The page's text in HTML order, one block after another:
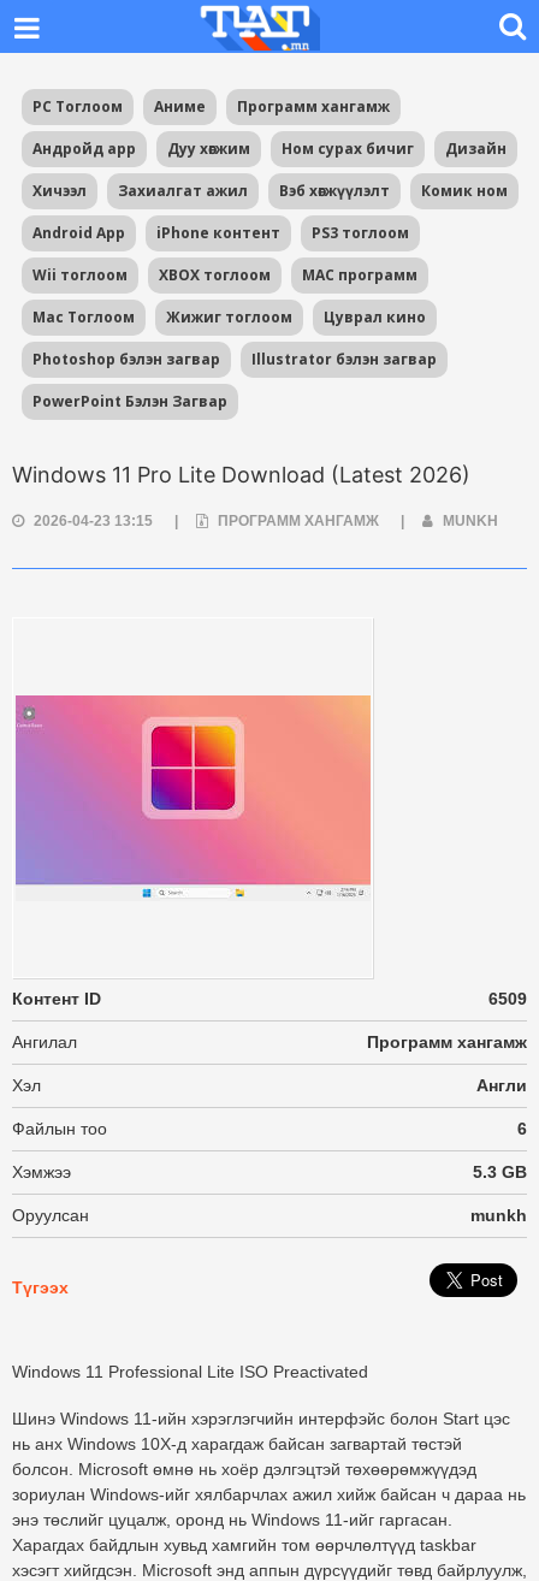
PC Тоглоом Аниме Программ хангамж
Андройд app Дуу хөгжим Ном сурах бичиг Дизайн
Хичээл Захиалгат ажил Вэб хөгжүүлэлт Комик ном
Android App iPhone контент PS3 тоглоом
Wii тоглоом XBOX тоглоом MAC программ
Mac Тоглоом Жижиг тоглоом Цуврал кино
Photoshop бэлэн загвар Illustrator бэлэн загвар
PowerPoint Бэлэн Загвар
Windows 11 Pro Lite Download (Latest 2026)
2026-04-23 13:15 ПРОГРАММ ХАНГАМЖ MUNKH
Контент ID 6509
Ангилал Программ хангамж
Хэл Англи
Файлын тоо 6
Хэмжээ 5.3 GB
Оруулсан munkh
Түгээх
Windows 11 Professional Lite ISO Preactivated
Шинэ Windows 11-ийн хэрэглэгчийн интерфэйс болон Start цэс
нь анх Windows 10X-д харагдаж байсан загвартай төстэй
болсон. Microsoft өмнө нь хоёр дэлгэцтэй төхөөрөмжүүдэд
зориулан Windows-ийг хялбарчлах ажил хийж байсан ч дараа нь
энэ төслийг цуцалж, оронд нь Windows 11-ийг гаргасан.
Харагдах байдлын хувьд хамгийн том өөрчлөлтүүд taskbar
хэсэгт хийгдсэн. Microsoft энд аппын дүрсүүдийг төвд байрлуулж,